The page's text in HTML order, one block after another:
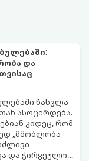
და
წასვლა
ასოცირდება.
კიდეც, რომ
„მშობლობა
და ჭირვეულობა